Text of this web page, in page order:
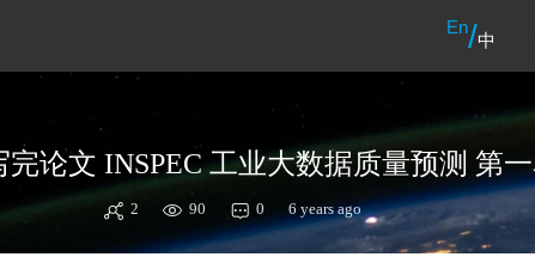
En/中
2 90 0 6 years ago